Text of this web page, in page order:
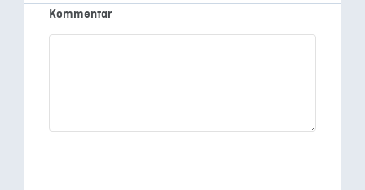
Kommentar